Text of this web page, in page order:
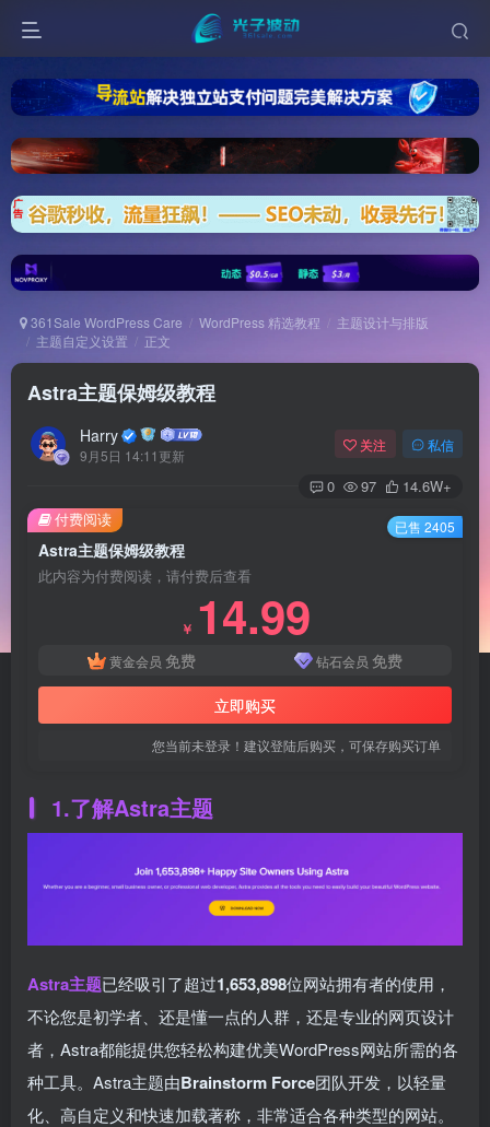
361Sale WordPress Care WordPress 精选教程
主题设计与排版
主题自定义设置
正文
Astra主题保姆级教程
Harry
9月5日 14:11更新
关注 私信
0 97 14.6W+
Astra主题保姆级教程
此内容为付费阅读，请付费后查看
￥ 14.99
黄金会员 免费 钻石会员 免费
立即购买
您当前未登录！建议登陆后购买，可保存购买订单
付费阅读 已售 2405
1.了解Astra主题
Astra主题已经吸引了超过1,653,898位网站拥有者的使用，
不论您是初学者、还是懂一点的人群，还是专业的网页设计
者，Astra都能提供您轻松构建优美WordPress网站所需的各
种工具。Astra主题由Brainstorm Force团队开发，以轻量
化、高自定义和快速加载著称，非常适合各种类型的网站。